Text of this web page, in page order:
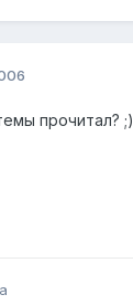
прочитал? ;)